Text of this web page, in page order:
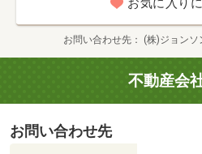
お気に入り
お問い合わせ先 (株)ジョンソ
不動産会
お問い合わせ先